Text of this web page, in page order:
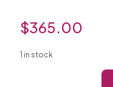
$365.00
1 in stock